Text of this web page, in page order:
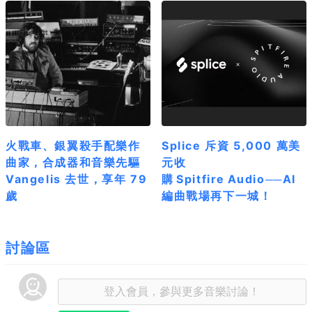
火戰車、銀翼殺手配樂作
曲家，合成器和音樂先驅
Vangelis 去世，享年 79
歲
Splice 斥資 5,000 萬美
元收
購 Spitfire Audio──AI
編曲戰場再下一城！
討論區